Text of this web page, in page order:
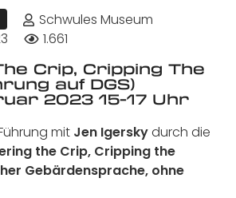
Schwules Museum
1.661
Crip, Cripping The
auf DGS)
2023 15-17 Uhr
mit Jen Igerskydurch die
the Crip, Cripping the
Gebärdensprache, ohne